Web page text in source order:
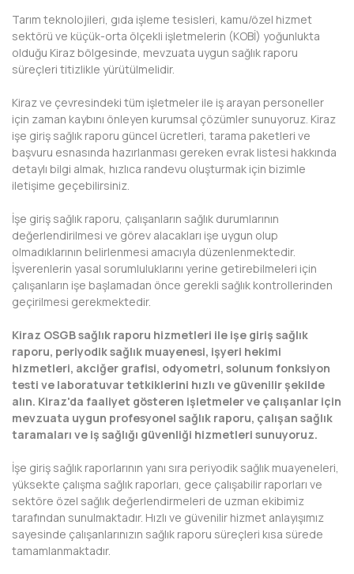
BİLECİK
BİNGÖL
BOLU
BURDUR
BURSA
ÇANAKKALE
ÇANKIRI
ÇORUM
DİYARBAKIR
DÜZCE
EDİRNE
ERZİNCAN
ERZURUM
ESKİŞEHİR
Tarım teknolojileri, gıda işleme tesisleri, kamu/özel hizmet
sektörü ve küçük-orta ölçekli işletmelerin (KOBİ) yoğunlukta
olduğu Kiraz bölgesinde, mevzuata uygun sağlık raporu
süreçleri titizlikle yürütülmelidir.
Kiraz ve çevresindeki tüm işletmeler ile iş arayan personeller
için zaman kaybını önleyen kurumsal çözümler sunuyoruz. Kiraz
işe giriş sağlık raporu güncel ücretleri, tarama paketleri ve
başvuru esnasında hazırlanması gereken evrak listesi hakkında
detaylı bilgi almak, hızlıca randevu oluşturmak için bizimle
iletişime geçebilirsiniz.
İşe giriş sağlık raporu, çalışanların sağlık durumlarının
değerlendirilmesi ve görev alacakları işe uygun olup
olmadıklarının belirlenmesi amacıyla düzenlenmektedir.
İşverenlerin yasal sorumluluklarını yerine getirebilmeleri için
çalışanların işe başlamadan önce gerekli sağlık kontrollerinden
geçirilmesi gerekmektedir.
Kiraz OSGB sağlık raporu hizmetleri ile işe giriş sağlık
raporu, periyodik sağlık muayenesi, işyeri hekimi
hizmetleri, akciğer grafisi, odyometri, solunum fonksiyon
testi ve laboratuvar tetkiklerini hızlı ve güvenilir şekilde
alın. Kiraz'da faaliyet gösteren işletmeler ve çalışanlar için
mevzuata uygun profesyonel sağlık raporu, çalışan sağlık
taramaları ve iş sağlığı güvenliği hizmetleri sunuyoruz.
İşe giriş sağlık raporlarının yanı sıra periyodik sağlık muayeneleri,
yüksekte çalışma sağlık raporları, gece çalışabilir raporları ve
sektöre özel sağlık değerlendirmeleri de uzman ekibimiz
tarafından sunulmaktadır. Hızlı ve güvenilir hizmet anlayışımız
sayesinde çalışanlarınızın sağlık raporu süreçleri kısa sürede
tamamlanmaktadır.